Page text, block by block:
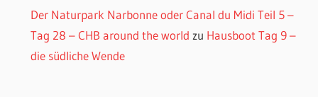
Der Naturpark Narbonne oder Canal du Midi Teil 5 –
Tag 28 – CHB around the world zu Hausboot Tag 9 –
die südliche Wende